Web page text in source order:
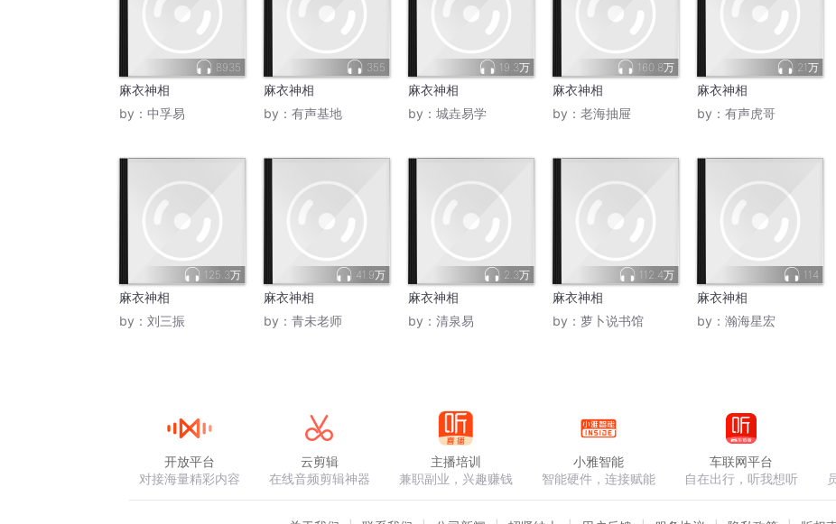
8935
麻衣神相
by： 中孚易
355
麻衣神相
by： 有声基地
19.3万
麻衣神相
by： 城垚易学
160.8万
麻衣神相
by： 老海抽屉
21万
麻衣神相
by： 有声虎哥
125.3万
麻衣神相
by： 刘三振
41.9万
麻衣神相
by： 青未老师
2.3万
麻衣神相
by： 清泉易
112.4万
麻衣神相
by： 萝卜说书馆
114
麻衣神相
by： 瀚海星宏
开放平台
对接海量精彩内容
云剪辑
在线音频剪辑神器
主播培训
兼职副业，兴趣赚钱
小雅智能
智能硬件，连接赋能
车联网平台
自在出行，听我想听